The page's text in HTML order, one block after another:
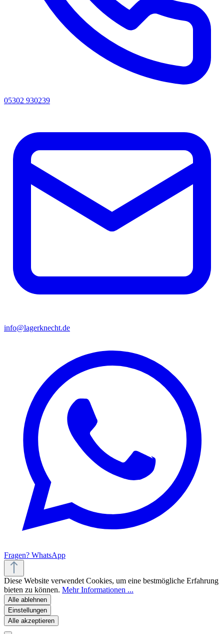
05302 930239
info@lagerknecht.de
Fragen? WhatsApp
Diese Website verwendet Cookies, um eine bestmögliche Erfahrung
bieten zu können. Mehr Informationen ...
Alle ablehnen
Einstellungen
Alle akzeptieren